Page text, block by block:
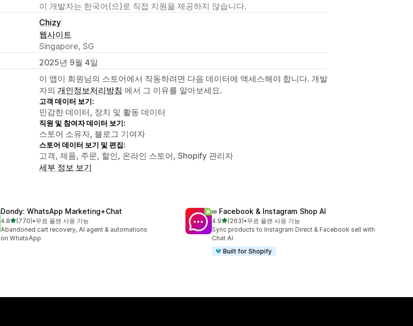
이 개발자는 한국어(으)로 직접 지원을 제공하지 않습니다.
Chizy
웹사이트
Singapore, SG
2025년 9월 4일
이 앱이 회원님의 스토어에서 작동하려면 다음 데이터에 액세스해야 합니다. 개발
자의 개인정보처리방침 에서 그 이유를 알아보세요.
고객 데이터 보기:
민감한 데이터, 장치 및 활동 데이터
직원 및 참여자 데이터 보기:
스토어 소유자, 블로그 기여자
스토어 데이터 보기 및 편집:
고객, 제품, 주문, 할인, 온라인 스토어, Shopify 관리자
세부 정보 보기
Dondy: WhatsApp Marketing+Chat
4.8별 5개 중
(770)
총 리뷰 770개
•무료 플랜 사용 가능
Abandoned cart recovery, AI agent & automations
on WhatsApp
∞ Facebook & Instagram Shop AI
4.9별 5개 중
(263)
총 리뷰 263개
•무료 플랜 사용 가능
Sync products to Instagram Direct & Facebook sell with
Chat AI
Built for Shopify